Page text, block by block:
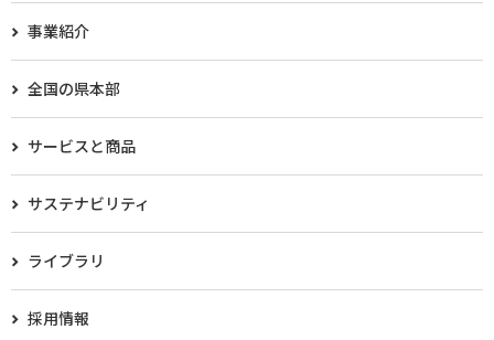
事業紹介
全国の県本部
サービスと商品
サステナビリティ
ライブラリ
採用情報